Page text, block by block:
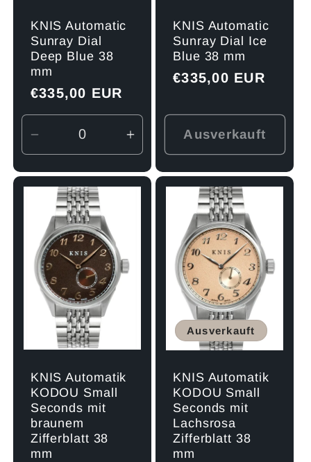
KNIS Automatic
Sunray Dial
Deep Blue 38
mm
Normaler
Preis
€335,00 EUR
Verringere
die
Menge
Default
Title
Erhöhe
die
Menge
KNIS Automatic
Sunray Dial Ice
Blue 38 mm
Normaler
€335,00 EUR
Ausverkauft
KNIS Automatik
KODOU Small
Seconds mit
braunem
Zifferblatt 38
mm
Ausverkauft
KNIS Automatik
KODOU Small
Seconds mit
Lachsrosa
Zifferblatt 38
mm